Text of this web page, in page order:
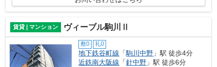
賃貸 | マンション ヴィーブル駒川Ⅱ
敷0 礼0
地下鉄谷町線 「駒川中野 」駅 徒歩4分
近鉄南大阪線 「針中野 」駅 徒歩6分